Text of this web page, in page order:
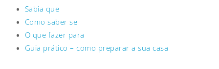
Sabia que
Como saber se
O que fazer para
Guia prático – como preparar a sua casa